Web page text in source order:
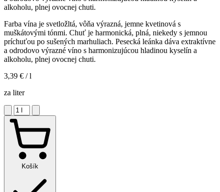
alkoholu, plnej ovocnej chuti.
Farba vína je svetložltá, vôňa výrazná, jemne kvetinová s
muškátovými tónmi. Chuť je harmonická, plná, niekedy s jemnou
príchuťou po sušených marhuliach. Pesecká leánka dáva extraktívne
a odrodovo výrazné víno s harmonizujúcou hladinou kyselín a
alkoholu, plnej ovocnej chuti.
3,39 € / l
za liter
Košík